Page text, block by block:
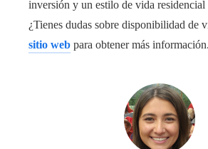
inversión y un estilo de vida
¿Tienes dudas sobre disponibilidad de
sitio web para obtener más información.